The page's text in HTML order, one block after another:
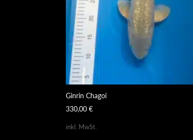
Ginrin Chagoi
330,00€
inkl. MwSt.